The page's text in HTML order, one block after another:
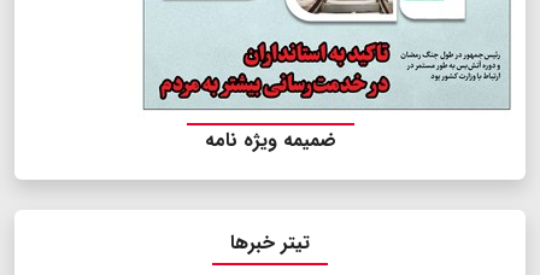
ضمیمه ویژه نامه
تیتر خبرها